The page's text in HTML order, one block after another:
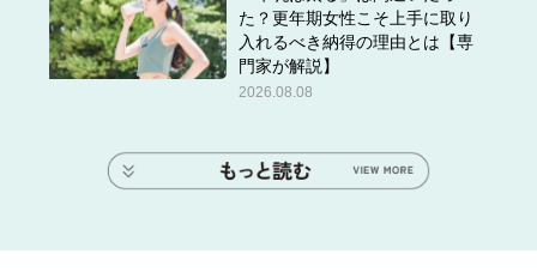
た？更年期女性こそ上手に取り
入れるべき納得の理由とは【専
門家が解説】
2026.08.08